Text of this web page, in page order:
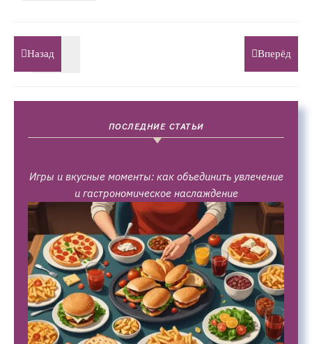
Назад Вперёд
ПОСЛЕДНИЕ СТАТЬИ
Игры и вкусные моменты: как объединить увлечение
и гастрономическое наслаждение